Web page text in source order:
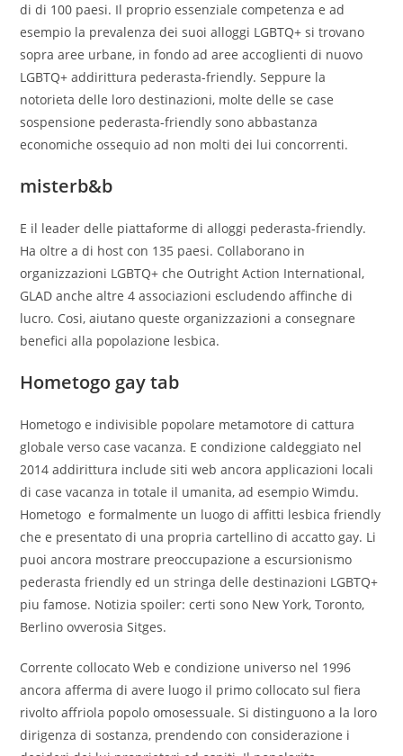
di di 100 paesi. Il proprio essenziale competenza e ad
esempio la prevalenza dei suoi alloggi LGBTQ+ si trovano
sopra aree urbane, in fondo ad aree accoglienti di nuovo
LGBTQ+ addirittura pederasta-friendly. Seppure la
notorieta delle loro destinazioni, molte delle se case
sospensione pederasta-friendly sono abbastanza
economiche ossequio ad non molti dei lui concorrenti.
misterb&b
E il leader delle piattaforme di alloggi pederasta-friendly.
Ha oltre a di host con 135 paesi. Collaborano in
organizzazioni LGBTQ+ che Outright Action International,
GLAD anche altre 4 associazioni escludendo affinche di
lucro. Cosi, aiutano queste organizzazioni a consegnare
benefici alla popolazione lesbica.
Hometogo gay tab
Hometogo e indivisible popolare metamotore di cattura
globale verso case vacanza. E condizione caldeggiato nel
2014 addirittura include siti web ancora applicazioni locali
di case vacanza in totale il umanita, ad esempio Wimdu.
Hometogo e formalmente un luogo di affitti lesbica friendly
che e presentato di una propria cartellino di accatto gay. Li
puoi ancora mostrare preoccupazione a escursionismo
pederasta friendly ed un stringa delle destinazioni LGBTQ+
piu famose. Notizia spoiler: certi sono New York, Toronto,
Berlino ovverosia Sitges.
Corrente collocato Web e condizione universo nel 1996
ancora afferma di avere luogo il primo collocato sul fiera
rivolto affriola popolo omosessuale. Si distinguono a la loro
dirigenza di sostanza, prendendo con considerazione i